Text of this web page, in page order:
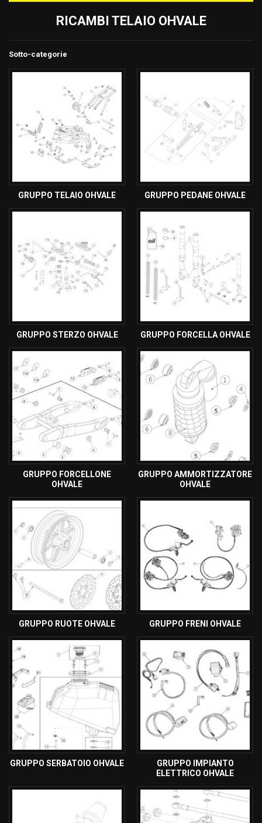
RICAMBI TELAIO OHVALE
Sotto-categorie
GRUPPO TELAIO OHVALE GRUPPO PEDANE OHVALE
GRUPPO STERZO OHVALE GRUPPO FORCELLA OHVALE
GRUPPO FORCELLONE
OHVALE
GRUPPO AMMORTIZZATORE
OHVALE
GRUPPO RUOTE OHVALE GRUPPO FRENI OHVALE
GRUPPO SERBATOIO OHVALE
GRUPPO IMPIANTO
ELETTRICO OHVALE